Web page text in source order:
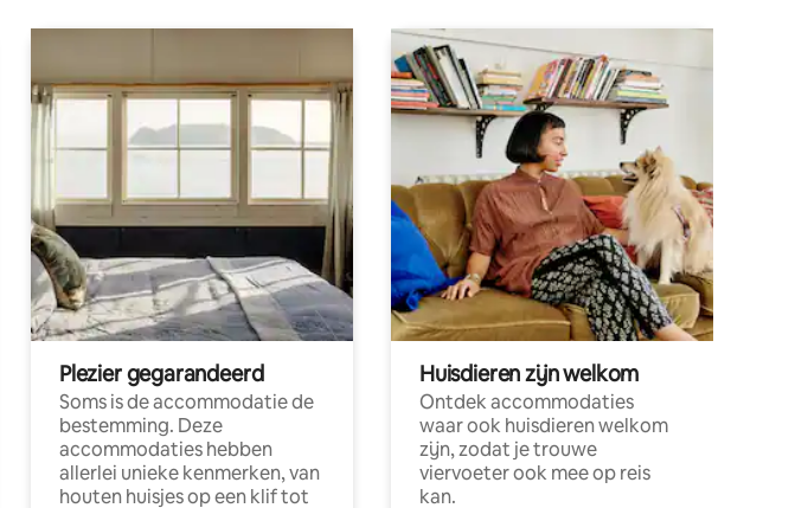
Plezier gegarandeerd
Soms is de accommodatie de
bestemming. Deze
accommodaties hebben
allerlei unieke kenmerken, van
houten huisjes op een klif tot
Huisdieren zijn welkom
Ontdek accommodaties
waar ook huisdieren welkom
zijn, zodat je trouwe
viervoeter ook mee op reis
kan.